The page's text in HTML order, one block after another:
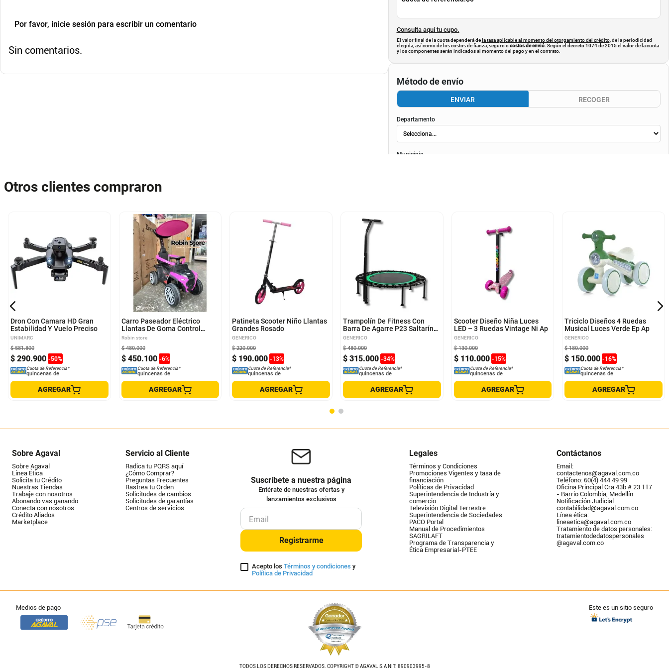
Por favor, inicie sesión para escribir un comentario
Sin comentarios.
Consulta aquí tu cupo.
El valor final de la cuota dependerá de la tasa aplicable al momento del otorgamiento del crédito, de la periodicidad
elegida, así como de los costos de fianza, seguro ocostos de envió. Según el decreto 1074 de 2015 el valor de la cuota
y los componentes serán indicados al momento del pago y en el contrato.
Método de envío
ENVIAR RECOGER
Departamento
Municipio
Otros clientes compraron
Dron Con Camara HD Gran
Estabilidad Y Vuelo Preciso
UNIMARC
$ 290.900 -50%
$ 581.800
Cuota de Referencia*
quincenas de
AGREGAR
Carro Paseador Eléctrico
Llantas De Goma Control
Remoto
Robin store
$ 450.100 -6%
$ 480.000
Cuota de Referencia*
quincenas de
AGREGAR
Patineta Scooter Niño Llantas
Grandes Rosado
GENERICO
$ 190.000 -13%
$ 220.000
Cuota de Referencia*
quincenas de
AGREGAR
Trampolín De Fitness Con
Barra De Agarre P23 Saltarín
Para Jumping
GENERICO
$ 315.000 -34%
$ 480.000
Cuota de Referencia*
quincenas de
AGREGAR
Scooter Diseño Niña Luces
LED – 3 Ruedas Vintage Ni Ap
GENERICO
$ 110.000 -15%
$ 130.000
Cuota de Referencia*
quincenas de
AGREGAR
Triciclo Diseños 4 Ruedas
Musical Luces Verde Ep Ap
GENERICO
$ 150.000 -16%
$ 180.000
Cuota de Referencia*
quincenas de
AGREGAR
Sobre Agaval
Sobre Agaval
Línea Ética
Solicita tu Crédito
Nuestras Tiendas
Trabaje con nosotros
Abonando vas ganando
Conecta con nosotros
Crédito Aliados
Marketplace
Servicio al Cliente
Radica tu PQRS aquí
¿Cómo Comprar?
Preguntas Frecuentes
Rastrea tu Orden
Solicitudes de cambios
Solicitudes de garantías
Centros de servicios
Suscríbete a nuestra página
Entérate de nuestras ofertas y
lanzamientos exclusivos
Registrarme
Acepto los Términos y condiciones y
Política de Privacidad
Legales
Términos y Condiciones
Promociones Vigentes y tasa de
financiación
Políticas de Privacidad
Superintendencia de Industría y
comercio
Televisión Digital Terrestre
Superintendencia de Sociedades
PACO Portal
Manual de Procedimientos
SAGRILAFT
Programa de Transparencia y
Ética Empresarial-PTEE
Contáctanos
Email:
contactenos@agaval.com.co
Teléfono: 60(4) 444 49 99
Oficina Principal Cra 43b # 23 117
- Barrio Colombia, Medellín
Notificación Judicial:
contabilidad@agaval.com.co
Línea ética:
lineaetica@agaval.com.co
Tratamiento de datos personales:
tratamientodedatospersonales
@agaval.com.co
Medios de pago
TODOS LOS DERECHOS RESERVADOS. COPYRIGHT © AGAVAL S.A NIT: 890903995-8
Este es un sitio seguro